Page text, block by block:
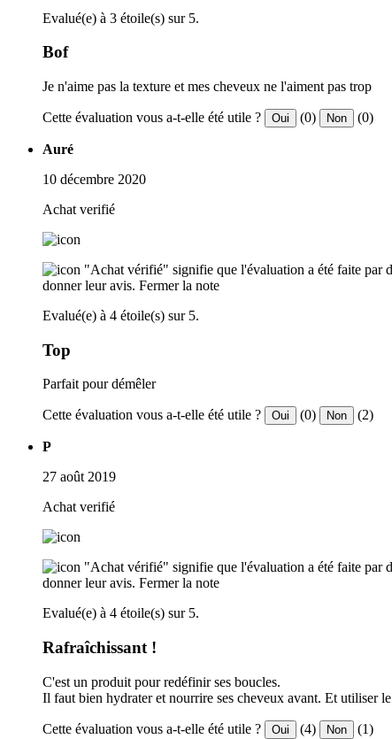
Evalué(e) à 3 étoile(s) sur 5.
Bof
Je n'aime pas la texture et mes cheveux ne l'aiment pas trop
Cette évaluation vous a-t-elle été utile ? Oui (0) Non (0)
Auré
10 décembre 2020
Achat verifié
"Achat vérifié" signifie que l'évaluation a été faite par
donner leur avis. Fermer la note
Evalué(e) à 4 étoile(s) sur 5.
Top
Parfait pour démêler
Cette évaluation vous a-t-elle été utile ? Oui (0) Non (2)
P
27 août 2019
Achat verifié
"Achat vérifié" signifie que l'évaluation a été faite par
donner leur avis. Fermer la note
Evalué(e) à 4 étoile(s) sur 5.
Rafraîchissant !
C'est un produit pour redéfinir ses boucles.
Il faut bien hydrater et nourrire ses cheveux avant. Et utiliser
Cette évaluation vous a-t-elle été utile ? Oui (4) Non (1)